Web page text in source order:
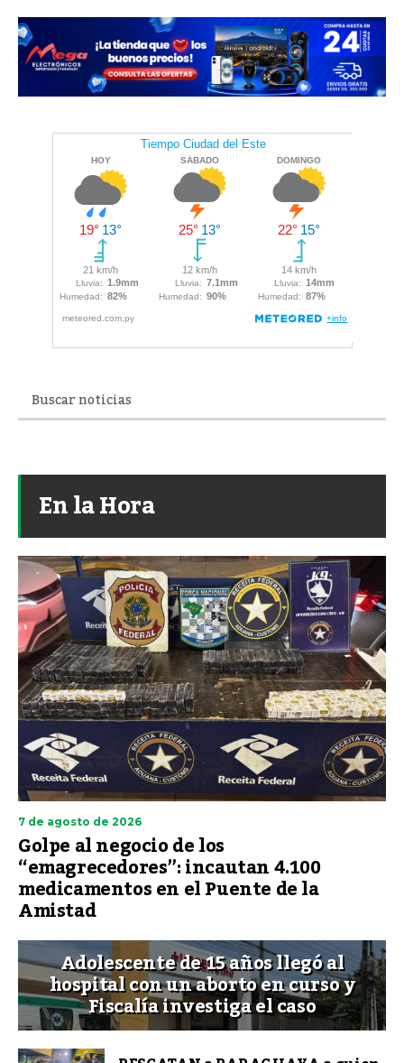
En la Hora
7 de agosto de 2026
Golpe al negocio de los
“emagrecedores”: incautan 4.100
medicamentos en el Puente de la
Amistad
Adolescente de 15 años llegó al
hospital con un aborto en curso y
Fiscalía investiga el caso